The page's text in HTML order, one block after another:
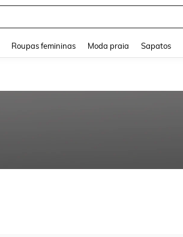
Roupas femininas Moda praia Sapatos